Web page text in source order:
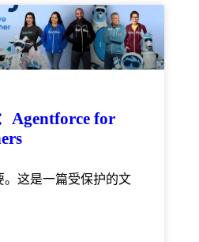
Agentforce for
。这是一篇受保护的文